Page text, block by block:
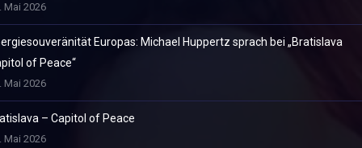
Mai 2026
Europas: Michael Huppertz sprach bei „Bratislava
of Peace“
Mai 2026
– Capitol of Peace
Mai 2026